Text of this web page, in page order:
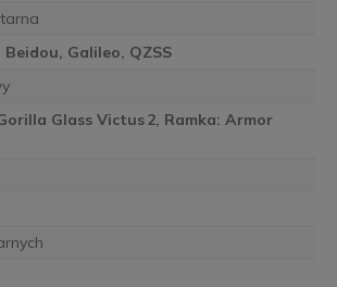
Beidou, Galileo, QZSS
Glass Victus 2, Ramka: Armor